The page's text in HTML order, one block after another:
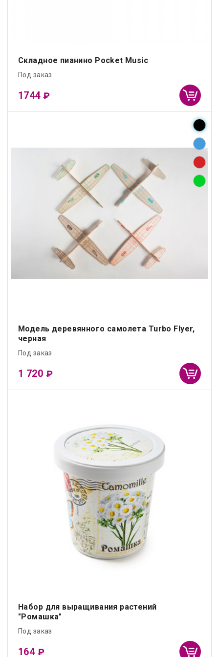
Складное пианино Pocket Music
Под заказ
1744₽
Модель деревянного самолета Turbo Flyer,
черная
Под заказ
1 720 ₽
Набор для выращивания растений
"Ромашка"
Под заказ
164 ₽